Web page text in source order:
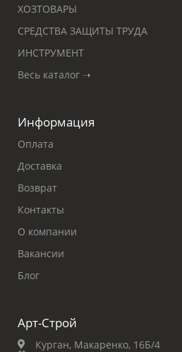
ХОЗТОВАРЫ
СРЕДСТВА ЗАЩИТЫ ТРУДА
ИНСТРУМЕНТ
Весь каталог ➝
Информация
Оплата
Доставка
Возврат
Контакты
О компании
Вакансии
Блог
Арт-Строй
Курган, Макаренко, 16Б/4